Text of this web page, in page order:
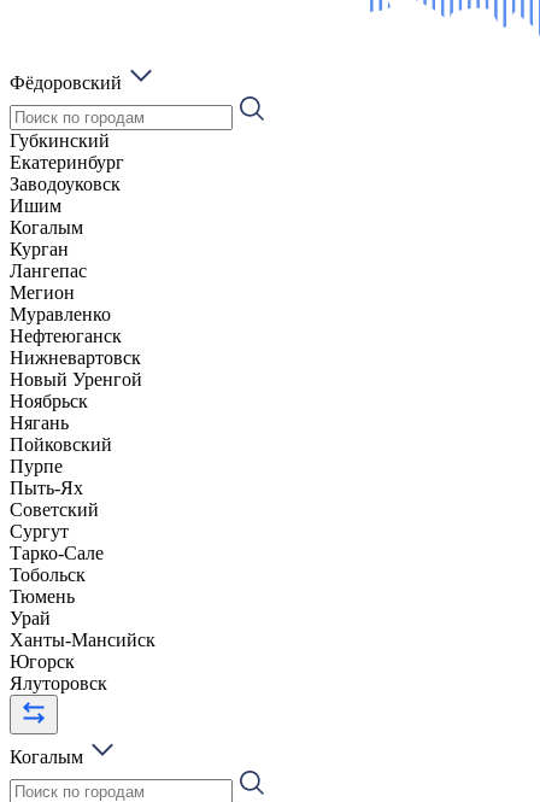
Фёдоровский
Губкинский
Екатеринбург
Заводоуковск
Ишим
Когалым
Курган
Лангепас
Мегион
Муравленко
Нефтеюганск
Нижневартовск
Новый Уренгой
Ноябрьск
Нягань
Пойковский
Пурпе
Пыть-Ях
Советский
Сургут
Тарко-Сале
Тобольск
Тюмень
Урай
Ханты-Мансийск
Югорск
Ялуторовск
Когалым